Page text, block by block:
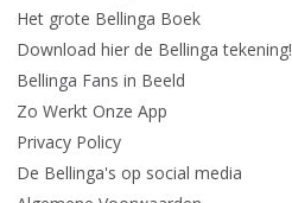
Het grote Bellinga Boek
Download hier de Bellinga tekening!
Bellinga Fans in Beeld
Zo Werkt Onze App
Privacy Policy
De Bellinga's op social media